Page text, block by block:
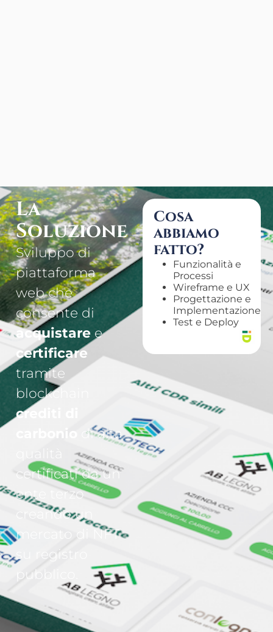
La
Soluzione
Sviluppo di
piattaforma
web che
consente di
acquistaree
certificare
tramite
blockchain
crediti di
di alta
certificati da un
ente terzo
creando un
mercato di NFT
su registro
pubblico.
Cosa
abbiamo
fatto?
Funzionalità e
Processi
Wireframe e UX
Progettazione e
Implementazione
Test e Deploy